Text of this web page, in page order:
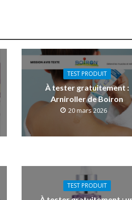
TEST PRODUIT
À tester gratuitement :
Arniroller de Boiron
20 mars 2026
TEST PRODUIT